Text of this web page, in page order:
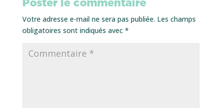
Poster le commentaire
Votre adresse e-mail ne sera pas publiée. Les champs
obligatoires sont indiqués avec *